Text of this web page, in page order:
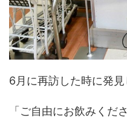
6月に再訪した時に発見
「ご自由にお飲みくだ